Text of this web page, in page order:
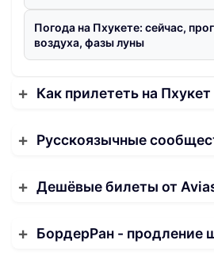
Погода на Пхукете: сейчас,
воздуха, фазы луны
Как прилететь на
Русскоязычные
Дешёвые билеты от
БордерРан - продление